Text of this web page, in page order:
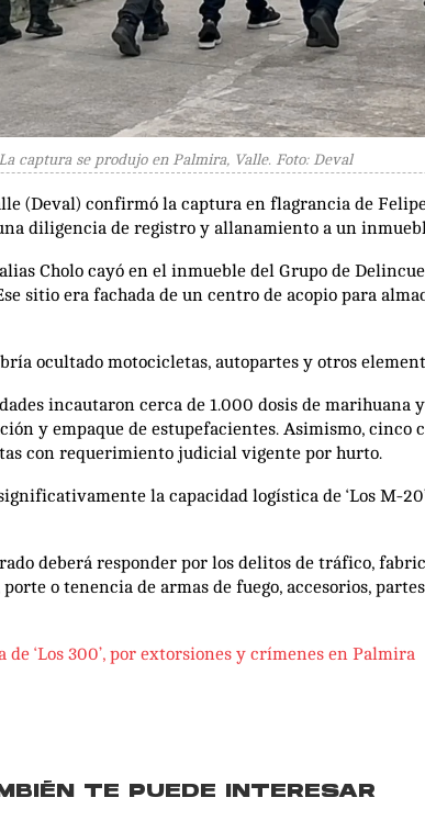
La captura se produjo en Palmira, Valle. Foto: Deval
(Deval) confirmó la captura en flagrancia de
diligencia de registro y allanamiento a un
Cholo cayó en el inmueble del Grupo de
sitio era fachada de un centro de acopio para
ocultado motocicletas, autopartes y otros
incautaron cerca de 1.000 dosis de marihuana
y empaque de estupefacientes. Asimismo, cinco
con requerimiento judicial vigente por hurto.
la capacidad logística de ‘Los M-
deberá responder por los delitos de tráfico,
o tenencia de armas de fuego, accesorios,
de ‘Los 300’, por extorsiones y crímenes en Palmira
TE PUEDE INTERESAR